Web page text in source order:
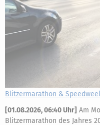
Blitzermarathon &
[01.08.2026, 06:40 Uhr] Am
Blitzermarathon des Jahres